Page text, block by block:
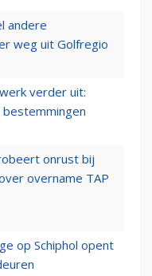
andere
weg uit Golfregio
verder uit:
onrust bij
overname TAP
op Schiphol opent